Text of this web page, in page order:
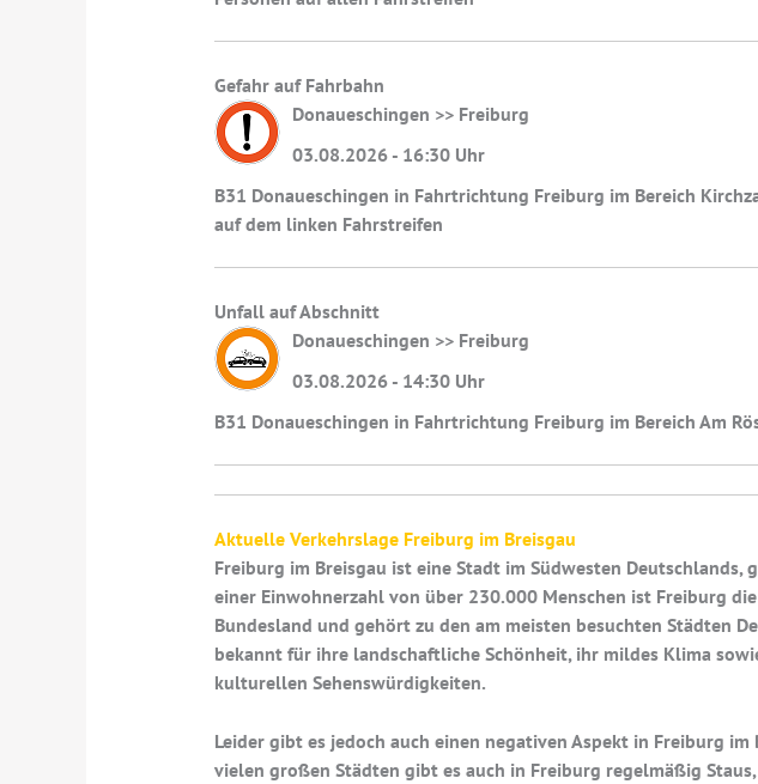
Gefahr auf Fahrbahn
Donaueschingen >> Freiburg
03.08.2026 - 16:30 Uhr
B31 Donaueschingen in Fahrtrichtung Freiburg im Bereich
auf dem linken Fahrstreifen
Unfall auf Abschnitt
Donaueschingen >> Freiburg
03.08.2026 - 14:30 Uhr
B31 Donaueschingen in Fahrtrichtung Freiburg im Bereich Am
Aktuelle Verkehrslage Freiburg im Breisgau
Freiburg im Breisgau ist eine Stadt im Südwesten Deutschlands,
einer Einwohnerzahl von über 230.000 Menschen ist Freiburg
Bundesland und gehört zu den am meisten besuchten Städten
bekannt für ihre landschaftliche Schönheit, ihr mildes Klima
kulturellen Sehenswürdigkeiten.
Leider gibt es jedoch auch einen negativen Aspekt in Freiburg im
vielen großen Städten gibt es auch in Freiburg regelmäßig